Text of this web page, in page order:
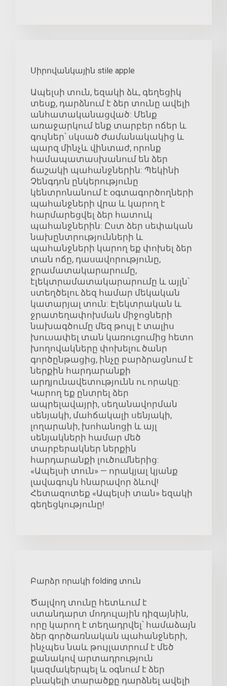
Սիրովանկային stile apple
Ապելսի տուն, եզակի ձև, գեղեցիկ
տեսք, դարձնում է ձեր տունը ավելի
անհատականացված: Մենք
առաջարկում ենք տարբեր ոճեր և
գույներ՝ սկսած ժամանակակից և
պարզ մինչև վինտաժ, որոնք
համապատասխանում են ձեր
ճաշակի պահանջներին: Պեկինի
Չենգդոն ընկերությունը
կենտրոնանում է օգտագործողների
պահանջների վրա և կարող է
հարմարեցվել ձեր հատուկ
պահանջներին: Ըստ ձեր սեփական
նախընտրությունների և
պահանջների կարող եք փոխել ձեր
տան ոճը, դասավորությունը,
ջրամատակարարումը,
էլեկտրամատակարարումը և այլն՝
ստեղծելու ձեզ համար մեկական
կատարյալ տուն: Էլեկտրական և
ջրատեղափոխման միջոցների
նախագծումը մեզ թույլ է տալիս
խուսափել տան կառուցումից հետո
խողովակները փոխելու ծանր
գործընթացից, ինչը բարձրացնում է
ներքին հարդարանքի
արդյունավետությունն ու որակը:
Կարող եք ընտրել ձեր
ապրելավայրի, սեղանավորման
սենյակի, մահճակալի սենյակի,
լողարանի, խոհանոցի և այլ
սենյակների համար մեծ
տարբերակներ ներքին
հարդարանքի լուծումներից:
«Ապելսի տուն» — որակյալ կյանք
լավագույն հնարավոր ձևով!
Հետազոտեք «Ապելսի տան» եզակի
գեղեցկությունը!
Բարձր որակի folding տուն
Ծալվող տունը հետևում է
ստանդարտ մոդուլային դիզայնին,
որը կարող է տեղադրվել՝ համաձայն
ձեր գործառնական պահանջների,
ինչպես նաև թույլատրում է մեծ
քանակով արտադրություն
կազմակերպել և օգնում է ձեր
բնակելի տարածքը դարձնել ավելի